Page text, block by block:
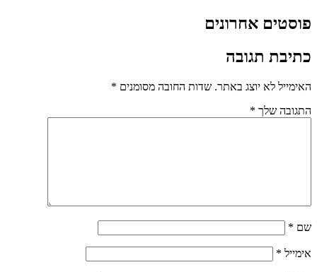
פוסטים אחרונים
כתיבת תגובה
האימייל לא יוצג באתר. שדות החובה מסומנים *
התגובה שלך *
שם *
אימייל *